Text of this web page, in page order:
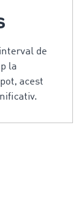
de
la
acest